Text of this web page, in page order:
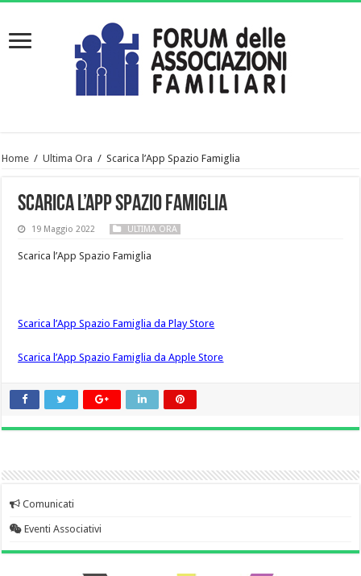
Home / Ultima Ora / Scarica l’App Spazio Famiglia
Scarica l’App Spazio Famiglia
19 Maggio 2022 ULTIMA ORA
Scarica l’App Spazio Famiglia
Scarica l’App Spazio Famiglia da Play Store
Scarica l’App Spazio Famiglia da Apple Store
Comunicati
Eventi Associativi